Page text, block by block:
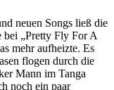
neuen Songs ließ die
bei „Pretty Fly For A
mehr aufheizte. Es
flogen durch die
Mann im Tanga
noch ein paar